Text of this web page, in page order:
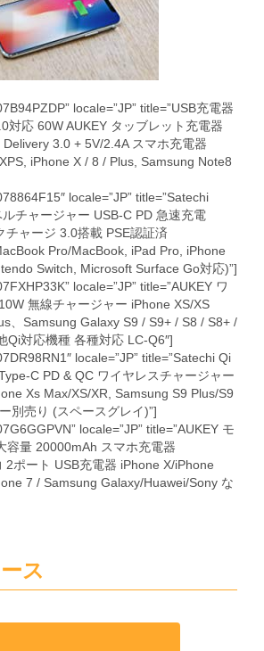
locale=”JP” title=”USB充電器
対応 60W AUKEY タッブレット充電器
3.0 + 5V/2.4A スマホ充電器
iPhone X / 8 / Plus, Samsung Note8
locale=”JP” title=”Satechi
チャージャー USB-C PD 急速充電
チャージ 3.0搭載 PSE認証済
Pro/MacBook, iPad Pro, iPhone
Switch, Microsoft Surface Go対応)”]
locale=”JP” title=”AUKEY ワ
無線チャージャー iPhone XS/XS
、Samsung Galaxy S9 / S9+ / S8 / S8+ /
Qi対応機種 各種対応 LC-Q6″]
locale=”JP” title=”Satechi Qi
C PD & QC ワイヤレスチャージャー
Xs Max/XS/XR, Samsung S9 Plus/S9
別売り (スペースグレイ)”]
locale=”JP” title=”AUKEY モ
容量 20000mAh スマホ充電器
2ポート USB充電器 iPhone X/iPhone
7 / Samsung Galaxy/Huawei/Sony な
ス